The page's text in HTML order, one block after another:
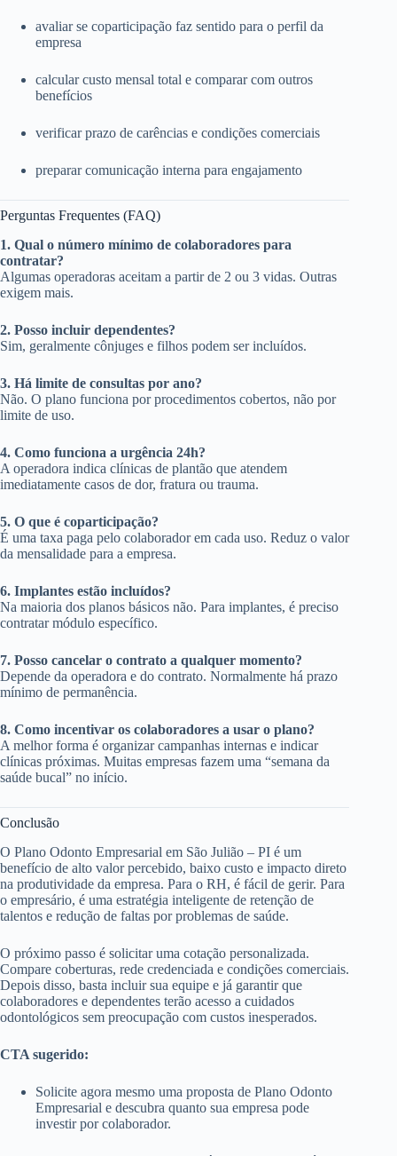
avaliar se coparticipação faz sentido para o perfil da
empresa
calcular custo mensal total e comparar com outros
benefícios
verificar prazo de carências e condições comerciais
preparar comunicação interna para engajamento
Perguntas Frequentes (FAQ)
1. Qual o número mínimo de colaboradores para
contratar?
Algumas operadoras aceitam a partir de 2 ou 3 vidas. Outras
exigem mais.
2. Posso incluir dependentes?
Sim, geralmente cônjuges e filhos podem ser incluídos.
3. Há limite de consultas por ano?
Não. O plano funciona por procedimentos cobertos, não por
limite de uso.
4. Como funciona a urgência 24h?
A operadora indica clínicas de plantão que atendem
imediatamente casos de dor, fratura ou trauma.
5. O que é coparticipação?
É uma taxa paga pelo colaborador em cada uso. Reduz o valor
da mensalidade para a empresa.
6. Implantes estão incluídos?
Na maioria dos planos básicos não. Para implantes, é preciso
contratar módulo específico.
7. Posso cancelar o contrato a qualquer momento?
Depende da operadora e do contrato. Normalmente há prazo
mínimo de permanência.
8. Como incentivar os colaboradores a usar o plano?
A melhor forma é organizar campanhas internas e indicar
clínicas próximas. Muitas empresas fazem uma “semana da
saúde bucal” no início.
Conclusão
O Plano Odonto Empresarial em São Julião – PI é um
benefício de alto valor percebido, baixo custo e impacto direto
na produtividade da empresa. Para o RH, é fácil de gerir. Para
o empresário, é uma estratégia inteligente de retenção de
talentos e redução de faltas por problemas de saúde.
O próximo passo é solicitar uma cotação personalizada.
Compare coberturas, rede credenciada e condições comerciais.
Depois disso, basta incluir sua equipe e já garantir que
colaboradores e dependentes terão acesso a cuidados
odontológicos sem preocupação com custos inesperados.
CTA sugerido:
Solicite agora mesmo uma proposta de Plano Odonto
Empresarial e descubra quanto sua empresa pode
investir por colaborador.